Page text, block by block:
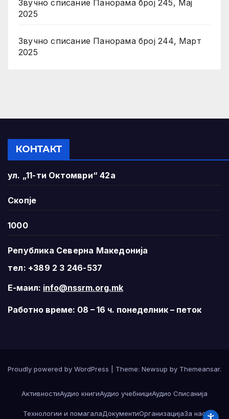
Звучно списание Панорама број 245, Мај
2025
Звучно списание Панорама број 244, Март
2025
КОНТАКТ
ул. „11-ти Октомври“ 42а
Скопје
1000
Република Северна Македонија
тел: +389 2 3 246-537
Е-маил: info@nssrm.org.mk
Работно време: 08 – 16 ч. понеделник – петок
Proudly powered by WordPress Theme: Newsup by Themeansar.
АктивностиАудио книгиАудио учебнициАудио Списанија
Технологии и помагалаДокументиОрганизацијаЗа нас